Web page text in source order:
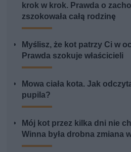
krok w krok. Prawda o
zszokowała całą rodzinę
Myślisz, że kot patrzy Ci w
Prawda szokuje właścicieli
Mowa ciała kota. Jak
pupila?
Mój kot przez kilka dni nie
Winna była drobna zmiana